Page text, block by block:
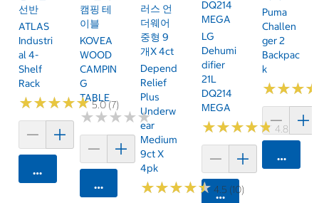
선반
ATLAS
Industri
Al 4-
Shelf
Rack
★★★★★
★★★★★5.0 (7)
카트에 담기
캠핑 테
이블
KOVEA
WOOD
CAMPIN
G
TABLE
★★★★★
★★★★★
카트에 담기
러스 언
더웨어
중형 9
개x 4ct
Depend
Relief
Plus
Underw
Ear
Medium
9ct X
4pk
★★★★★
★★★★★ 4.5 (10)
DQ214
MEGA
LG
Dehumi
Difier
21L
DQ214
MEGA
★★★★★
★★★★★4.8 (67)
카트에 담기
Puma
Challen
Ger 2
Backpac
K
★★★
★★★
카트에